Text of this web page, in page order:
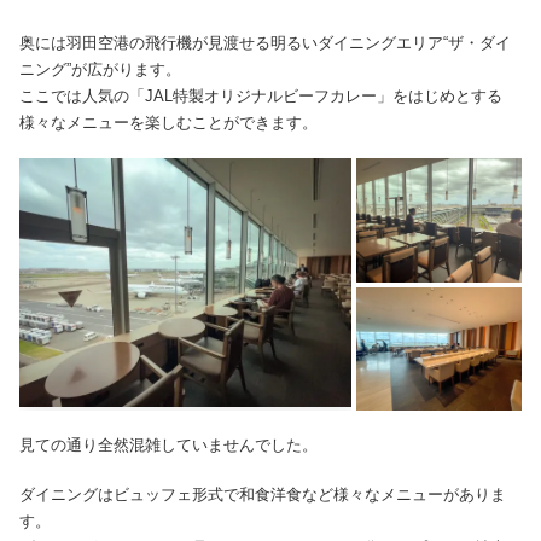
奥には羽田空港の飛行機が見渡せる明るいダイニングエリア“ザ・ダイ
ニング”が広がります。
ここでは人気の「JAL特製オリジナルビーフカレー」をはじめとする
様々なメニューを楽しむことができます。
見ての通り全然混雑していませんでした。
ダイニングはビュッフェ形式で和食洋食など様々なメニューがありま
す。